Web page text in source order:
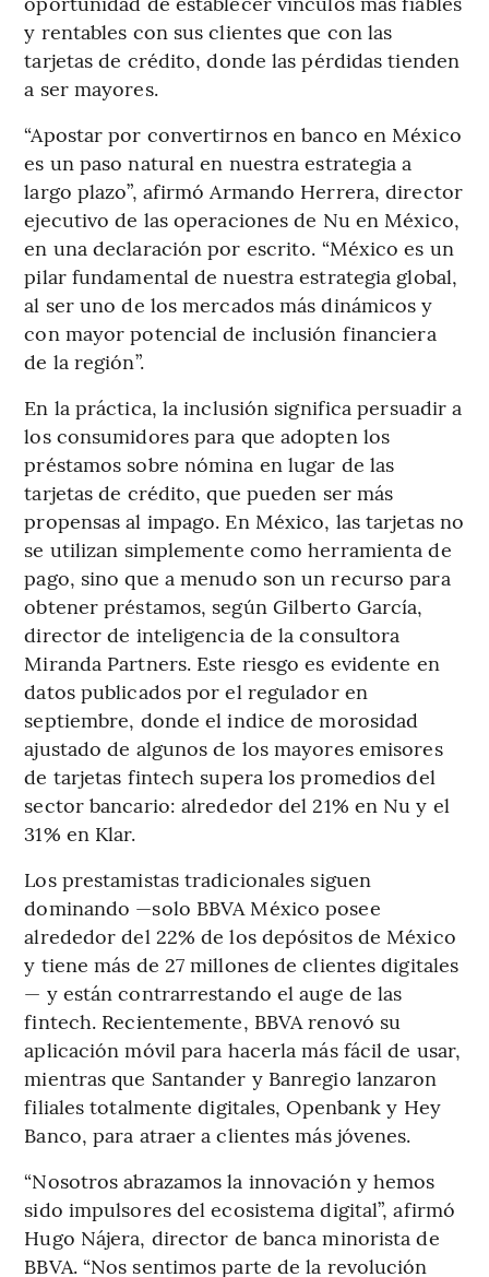
y rentables con sus clientes que con las
tarjetas de crédito, donde las pérdidas tienden
a ser mayores.
“Apostar por convertirnos en banco en México
es un paso natural en nuestra estrategia a
largo plazo”, afirmó Armando Herrera, director
ejecutivo de las operaciones de Nu en México,
en una declaración por escrito. “México es un
pilar fundamental de nuestra estrategia global,
al ser uno de los mercados más dinámicos y
con mayor potencial de inclusión financiera
de la región”.
En la práctica, la inclusión significa persuadir a
los consumidores para que adopten los
préstamos sobre nómina en lugar de las
tarjetas de crédito, que pueden ser más
propensas al impago. En México, las tarjetas no
se utilizan simplemente como herramienta de
pago, sino que a menudo son un recurso para
obtener préstamos, según Gilberto García,
director de inteligencia de la consultora
Miranda Partners. Este riesgo es evidente en
datos publicados por el regulador en
septiembre, donde el indice de morosidad
ajustado de algunos de los mayores emisores
de tarjetas fintech supera los promedios del
sector bancario: alrededor del 21% en Nu y el
31% en Klar.
Los prestamistas tradicionales siguen
dominando —solo BBVA México posee
alrededor del 22% de los depósitos de México
y tiene más de 27 millones de clientes digitales
— y están contrarrestando el auge de las
fintech. Recientemente, BBVA renovó su
aplicación móvil para hacerla más fácil de usar,
mientras que Santander y Banregio lanzaron
filiales totalmente digitales, Openbank y Hey
Banco, para atraer a clientes más jóvenes.
“Nosotros abrazamos la innovación y hemos
sido impulsores del ecosistema digital”, afirmó
Hugo Nájera, director de banca minorista de
BBVA. “Nos sentimos parte de la revolución